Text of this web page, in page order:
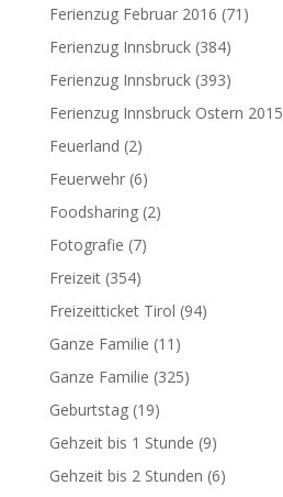
Ferienzug Februar 2016 (71)
Ferienzug Innsbruck(384)
Ferienzug Innsbruck(393)
Ferienzug Innsbruck Ostern 2015
Feuerland (2)
Feuerwehr(6)
Foodsharing(2)
Fotografie (7)
Freizeit(354)
Freizeitticket Tirol (94)
Ganze Familie (11)
Ganze Familie (325)
Geburtstag(19)
Gehzeit bis 1 Stunde (9)
Gehzeit bis 2 Stunden (6)